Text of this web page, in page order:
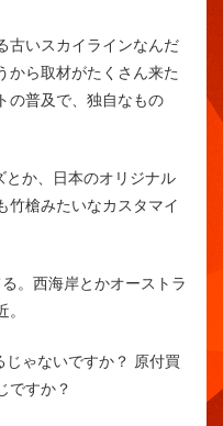
古いスカイラインなんだ
から取材がたくさん来た
の普及で、独自なもの
か、日本のオリジナル
竹槍みたいなカスタマイ
。西海岸とかオーストラ
ゃないですか？ 原付買
ですか？